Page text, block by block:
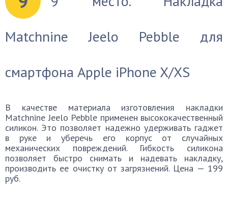
Matchnine Jeelo Pebble для
смартфона Apple iPhone X/XS
В качестве материала изготовления накладки
Matchnine Jeelo Pebble применен высококачественный
силикон. Это позволяет надежно удерживать гаджет
в руке и уберечь его корпус от случайных
механических повреждений. Гибкость силикона
позволяет быстро снимать и надевать накладку,
производить ее очистку от загрязнений. Цена — 199
руб.